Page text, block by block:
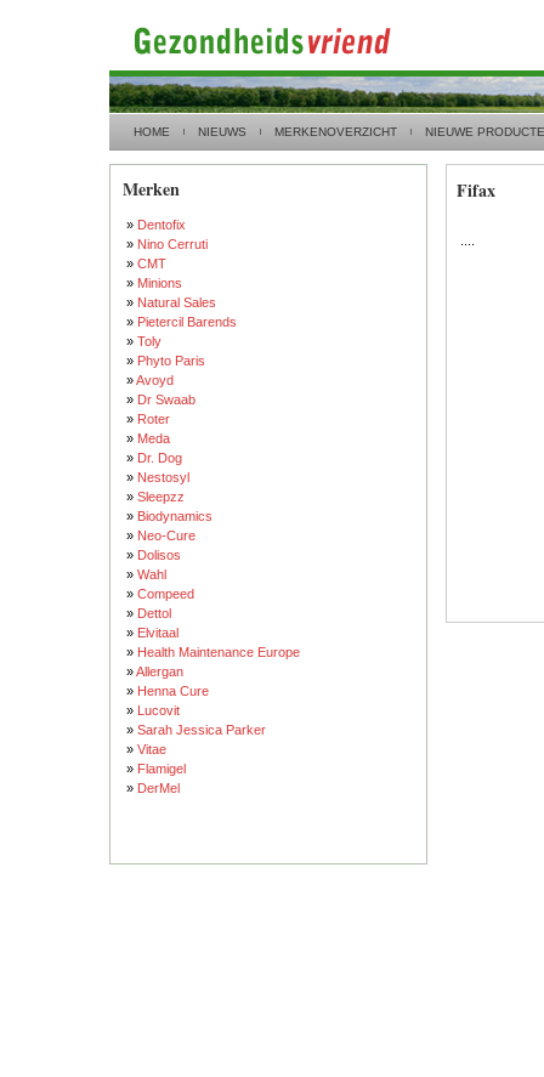
HOME NIEUWS MERKENOVERZICHT NIEUWE
Merken
» Dentofix
» Nino Cerruti
» CMT
» Minions
» Natural Sales
» Pietercil Barends
» Toly
» Phyto Paris
»Avoyd
» Dr Swaab
» Roter
» Meda
» Dr. Dog
» Nestosyl
» Sleepzz
» Biodynamics
» Neo-Cure
» Dolisos
» Wahl
» Compeed
» Dettol
» Elvitaal
» Health Maintenance Europe
»Allergan
» Henna Cure
» Lucovit
» Sarah Jessica Parker
» Vitae
» Flamigel
» DerMel
Fifax